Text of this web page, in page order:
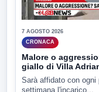
7 AGOSTO 2026
CRONACA
Malore o
giallo di Villa
Sarà affidato con ogni
settimana l'incarico...